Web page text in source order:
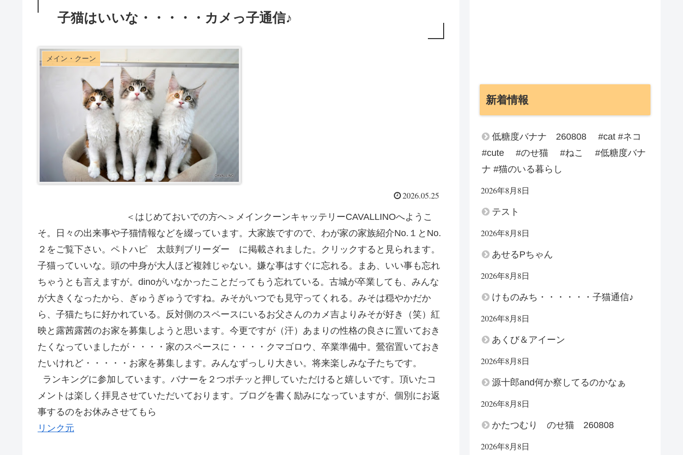
子猫はいいな・・・・・カメっ子通信♪
メイン・クーン
2026.05.25
＜はじめておいでの方へ＞メインクーンキャッテリーCAVALLINOへようこ
そ。日々の出来事や子猫情報などを綴っています。大家族ですので、わが家の家族紹介No.１とNo.
２をご覧下さい。ペトハピ 太鼓判ブリーダー に掲載されました。クリックすると見られます。
子猫っていいな。頭の中身が大人ほど複雑じゃない。嫌な事はすぐに忘れる。まあ、いい事も忘れ
ちゃうとも言えますが。dinoがいなかったことだってもう忘れている。古城が卒業しても、みんな
が大きくなったから、ぎゅうぎゅうですね。みそがいつでも見守ってくれる。みそは穏やかだか
ら、子猫たちに好かれている。反対側のスペースにいるお父さんのカメ吉よりみそが好き（笑）紅
映と露茜露茜のお家を募集しようと思います。今更ですが（汗）あまりの性格の良さに置いておき
たくなっていましたが・・・・家のスペースに・・・・クマゴロウ、卒業準備中。鶯宿置いておき
たいけれど・・・・・お家を募集します。みんなずっしり大きい。将来楽しみな子たちです。
ランキングに参加しています。バナーを２つポチッと押していただけると嬉しいです。頂いたコ
メントは楽しく拝見させていただいております。ブログを書く励みになっていますが、個別にお返
事するのをお休みさせてもら
リンク元
新着情報
低糖度バナナ 260808 #cat #ネコ
#cute #のせ猫 #ねこ #低糖度バナ
ナ #猫のいる暮らし
2026年8月8日
テスト
2026年8月8日
あせるPちゃん
2026年8月8日
けものみち・・・・・・子猫通信♪
2026年8月8日
あくび＆アイーン
2026年8月8日
源十郎and何か察してるのかなぁ
2026年8月8日
かたつむり のせ猫 260808
2026年8月8日